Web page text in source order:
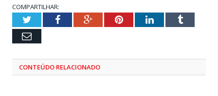
COMPARTILHAR:
TwitterFacebookGoogle+PinterestLinkedInTumblr
Email
CONTEÚDO RELACIONADO